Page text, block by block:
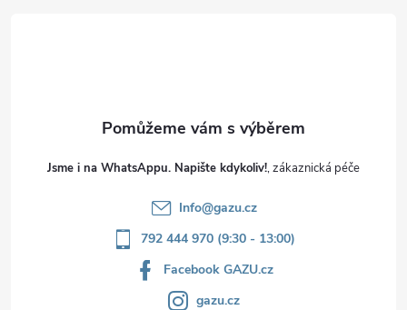
Jsme i na WhatsAppu. Napište kdykoliv!
Info@gazu.cz
792 444 970 (9:30 - 13:00)
Facebook GAZU.cz
gazu.cz